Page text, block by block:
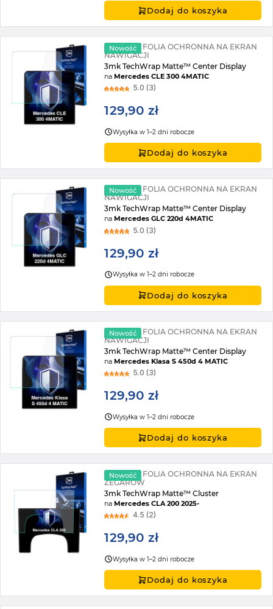
Dodaj do koszyka
Nowość
MATOWA FOLIA OCHRONNA NA EKRAN
NAWIGACJI
3mk TechWrap Matte™ Center Display
naMercedes CLE 300 4MATIC
5.0 (3)
129,90 zł
Wysyłka w 1–2 dni robocze
Dodaj do koszyka
Nowość
MATOWA FOLIA OCHRONNA NA EKRAN
NAWIGACJI
3mk TechWrap Matte™ Center Display
naMercedes GLC 220d 4MATIC
5.0 (3)
129,90 zł
Wysyłka w 1–2 dni robocze
Dodaj do koszyka
Nowość
MATOWA FOLIA OCHRONNA NA EKRAN
NAWIGACJI
3mk TechWrap Matte™ Center Display
naMercedes Klasa S 450d 4 MATIC
5.0 (3)
129,90 zł
Wysyłka w 1–2 dni robocze
Dodaj do koszyka
Nowość
MATOWA FOLIA OCHRONNA NA EKRAN
ZEGARÓW
3mk TechWrap Matte™ Cluster
naMercedes CLA 200 2025-
4.5 (2)
129,90 zł
Wysyłka w 1–2 dni robocze
Dodaj do koszyka